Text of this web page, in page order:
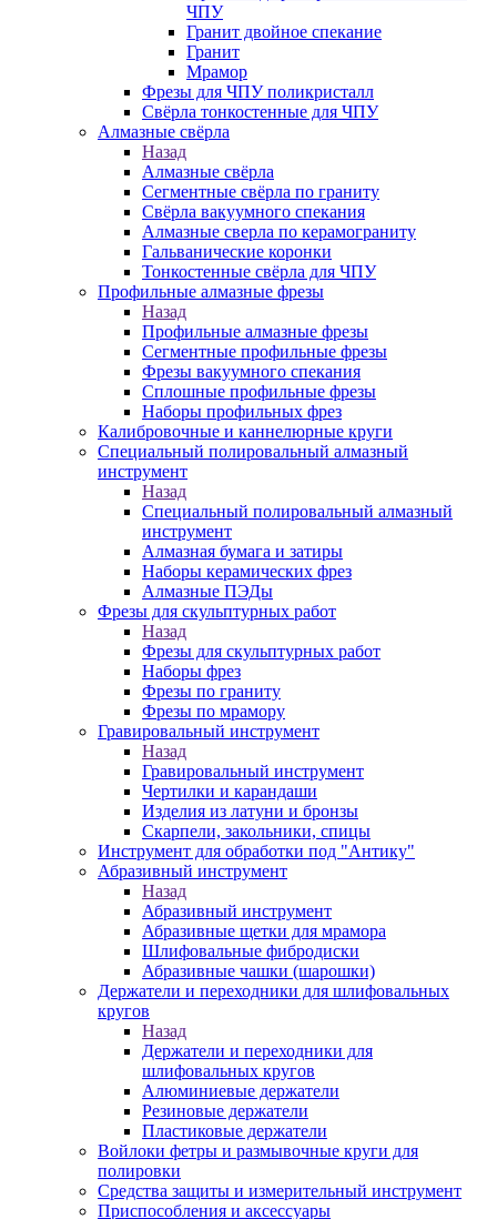
ЧПУ
Гранит двойное спекание
Гранит
Мрамор
Фрезы для ЧПУ поликристалл
Свёрла тонкостенные для ЧПУ
Алмазные свёрла
Назад
Алмазные свёрла
Сегментные свёрла по граниту
Свёрла вакуумного спекания
Алмазные сверла по керамограниту
Гальванические коронки
Тонкостенные свёрла для ЧПУ
Профильные алмазные фрезы
Назад
Профильные алмазные фрезы
Сегментные профильные фрезы
Фрезы вакуумного спекания
Сплошные профильные фрезы
Наборы профильных фрез
Калибровочные и каннелюрные круги
Специальный полировальный алмазный
инструмент
Назад
Специальный полировальный алмазный
инструмент
Алмазная бумага и затиры
Наборы керамических фрез
Алмазные ПЭДы
Фрезы для скульптурных работ
Назад
Фрезы для скульптурных работ
Наборы фрез
Фрезы по граниту
Фрезы по мрамору
Гравировальный инструмент
Назад
Гравировальный инструмент
Чертилки и карандаши
Изделия из латуни и бронзы
Скарпели, закольники, спицы
Инструмент для обработки под "Антику"
Абразивный инструмент
Назад
Абразивный инструмент
Абразивные щетки для мрамора
Шлифовальные фибродиски
Абразивные чашки (шарошки)
Держатели и переходники для шлифовальных
кругов
Назад
Держатели и переходники для
шлифовальных кругов
Алюминиевые держатели
Резиновые держатели
Пластиковые держатели
Войлоки фетры и размывочные круги для
полировки
Средства защиты и измерительный инструмент
Приспособления и аксессуары